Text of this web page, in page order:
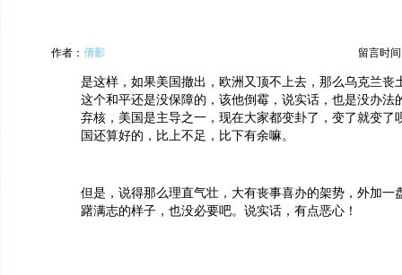
作者： 倩影 留言时间
是这样，如果美国撤出，欧洲又顶不上去，那么乌克兰丧
这个和平还是没保障的，该他倒霉，说实话，也是没办法
弃核，美国是主导之一，现在大家都变卦了，变了就变了
国还算好的，比上不足，比下有余嘛。
但是，说得那么理直气壮，大有丧事喜办的架势，外加一
躇满志的样子，也没必要吧。说实话，有点恶心！